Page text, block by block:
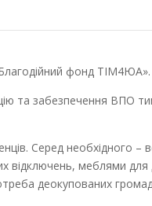
фонд TIM4ЮА».
та забезпечення ВПО
Cеред необхідного –
відключень, меблями для
деокупованих